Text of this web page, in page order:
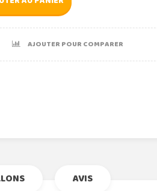
AJOUTER POUR COMPARER
AVIS